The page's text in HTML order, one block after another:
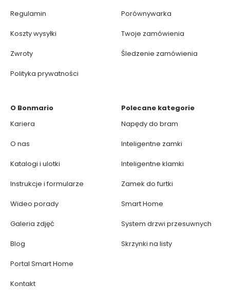
Regulamin
Koszty wysyłki
Zwroty
Polityka prywatności
Porównywarka
Twoje zamówienia
Śledzenie zamówienia
O Bonmario
Kariera
O nas
Katalogi i ulotki
Instrukcje i formularze
Wideo porady
Galeria zdjęć
Blog
Portal Smart Home
Kontakt
Polecane kategorie
Napędy do bram
Inteligentne zamki
Inteligentne klamki
Zamek do furtki
Smart Home
System drzwi przesuwnych
Skrzynki na listy